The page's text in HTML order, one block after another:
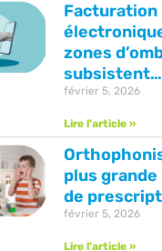
Facturation
zones
subsistent…
février 5, 2026
Lire l'article »
plus
de
février 5, 2026
Lire l'article »